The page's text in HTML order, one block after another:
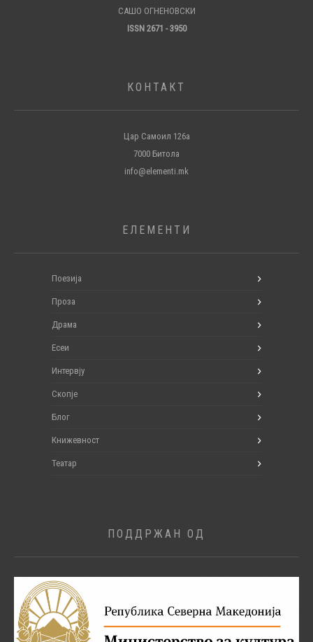
САШО ОГНЕНОВСКИ
ISSN 2671 - 3950
КОНТАКТ
Цар Самоил 126а
7000 Битола
info@elementi.mk
ЕЛЕМЕНТИ
Поезија
Проза
Драма
Есеи
Интервју
Скопје
Блог
Книжевност
Театар
ПОДДРЖАН ОД